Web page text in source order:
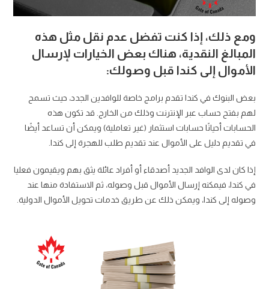
ومع ذلك، إذا كنت تفضل عدم نقل مثل هذه
المبالغ النقدية، هناك بعض الخيارات لإرسال
الأموال إلى كندا قبل وصولك:
بعض البنوك في كندا تقدم برامج خاصة للوافدين الجدد، حيث تسمح
لهم بفتح حساب عبر الإنترنت وذلك من الخارج. قد تكون هذه
الحسابات أحيانًا حسابات استثمار (غير تعاملية) ويمكن أن تساعد أيضًا
في تقديم دليل على الأموال عند تقديم طلب للهجرة إلى كندا.
إذا كان لدى الوافد الجديد أصدقاء أو أفراد عائلة يثق بهم ويقيمون فعليا
في كندا، فيمكنه إرسال الأموال قبل وصوله، ثم الاستفادة منها عند
وصوله إلى كندا، ويمكن ذلك عن طريق خدمات تحويل الأموال الدولية.